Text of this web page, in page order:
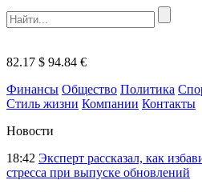
82.17 $ 94.84 €
Финансы Общество Политика
Стиль жизни Компании Контакты
Новости
18:42 Эксперт рассказал, как
стресса при выпуске обновлений